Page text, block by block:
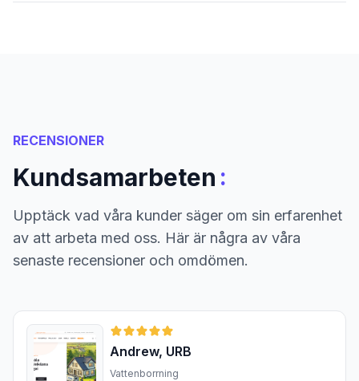
RECENSIONER
Kundsamarbeten :
Upptäck vad våra kunder säger om sin erfarenhet
av att arbeta med oss. Här är några av våra
senaste recensioner och omdömen.
Andrew, URB
Vattenborrning